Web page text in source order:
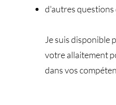
d'autres questions
Je suis disponible
votre allaitement
dans vos